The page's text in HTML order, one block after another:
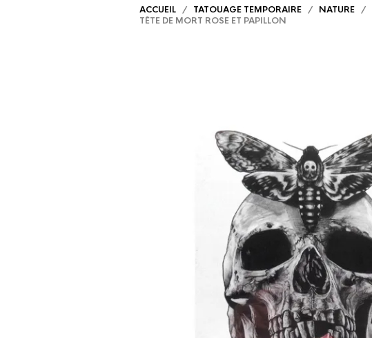
ACCUEIL / TATOUAGE TEMPORAIRE / NATURE /
TÊTE DE MORT ROSE ET PAPILLON